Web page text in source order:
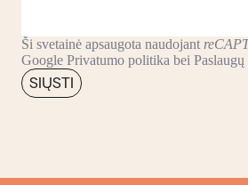
Ši svetainė apsaugota naudojant
Google Privatumo politika bei
SIŲSTI